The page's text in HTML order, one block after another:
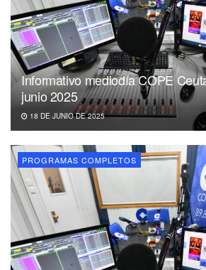
Informativo mediodía COPE
junio 2025
18 DE JUNIO DE 2025
PROGRAMAS COMPLETOS